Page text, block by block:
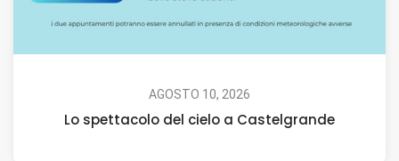
AGOSTO 10, 2026
Lo spettacolo del cielo a Castelgrande